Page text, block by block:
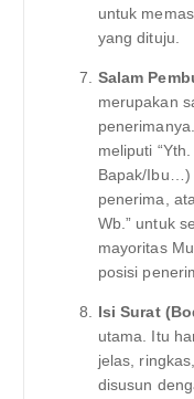
untuk
yang dituju.
Salam
merupakan
meliputi
Bapak/Ibu…)
penerima,
Wb.” untuk
mayoritas
posisi
Isi Surat
utama. Itu
jelas,
disusun